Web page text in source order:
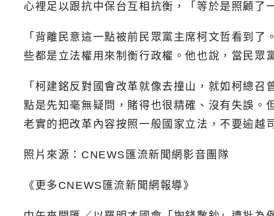
心裡足以跟抗中保台互相抗衡，「等於是照顧了
「背離民意這一點被前民眾黨主席柯文哲看到
些都是立法權用來制衡行政權。他也說，當民眾
「柯建銘反對國會改革就像去撞山，就如柯總
點是先知毫無疑問，賭得也很精確、沒有失誤
老實的把改革內容按照一般國家立法，不要逾越
照片來源：CNEWS匯流新聞網影音團隊
《更多CNEWS匯流新聞網報導》